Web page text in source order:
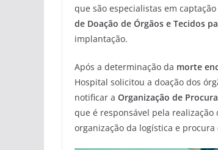
que são especialistas em
de Doação de Órgãos e Tecidos
implantação.
Após a determinação da morte
Hospital solicitou a doação dos
notificar a Organização de
que é responsável pela
organização da logística e